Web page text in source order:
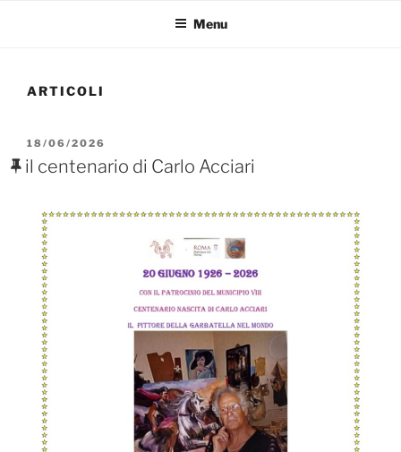
Menu
ARTICOLI
PUBBLICATO
IL
18/06/2026
il centenario di Carlo Acciari